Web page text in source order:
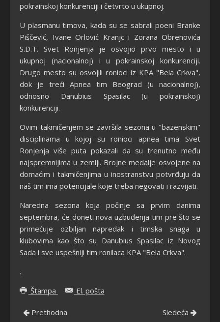
pokrainskoj konkurenciji i četvrto u ukupnoj.
U plasmanu timova, kada su se sabrali poeni Branke
Piščević, Ivane Orlović Kranjc i Zorana Obrenovića
S.D.T. Svet Ronjenja je osvojio prvo mesto i u
ukupnoj (nacionalnoj) i u pokrainskoj konkurenciji.
Drugo mesto su osvojili ronioci iz KPA "Bela Crkva",
dok je treći Apnea tim Beograd (u nacionalnoj),
odnosno Danubius Spasilac (u pokrainskoj)
konkurenciji.
Ovim takmičenjem se završila sezona u "bazenskim"
disciplinama u kojoj su ronioci apnea tima Svet
Ronjenja više puta pokazali da su trenutno među
najspremnijima u zemlji. Brojne medalje osvojene na
domaćim i takmičenjima u inostranstvu potvrđuju da
naš tim ima potencijale koje treba negovati i razvijati.
Naredna sezona koja počinje sa prvim danima
septembra, će doneti nova uzbuđenja tim pre što se
primećuje ozbiljan napredak i timska snaga u
klubovima kao što su Danubius Spasilac iz Novog
Sada i sve uspešniji tim ronilaca KPA "Bela Crkva".
.
Štampa
El. pošta
Prethodna Sledeća